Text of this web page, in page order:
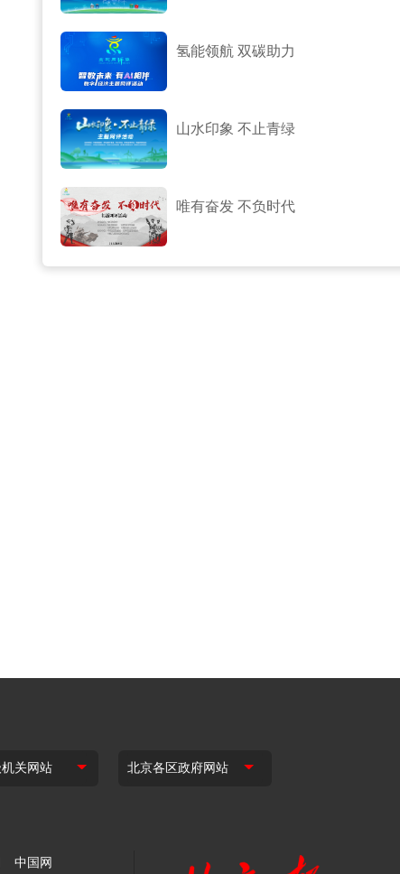
氢能领航 双碳助力
山水印象 不止青绿
唯有奋发 不负时代
中国网